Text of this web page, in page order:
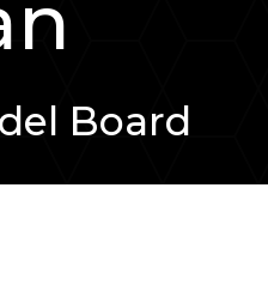
Board